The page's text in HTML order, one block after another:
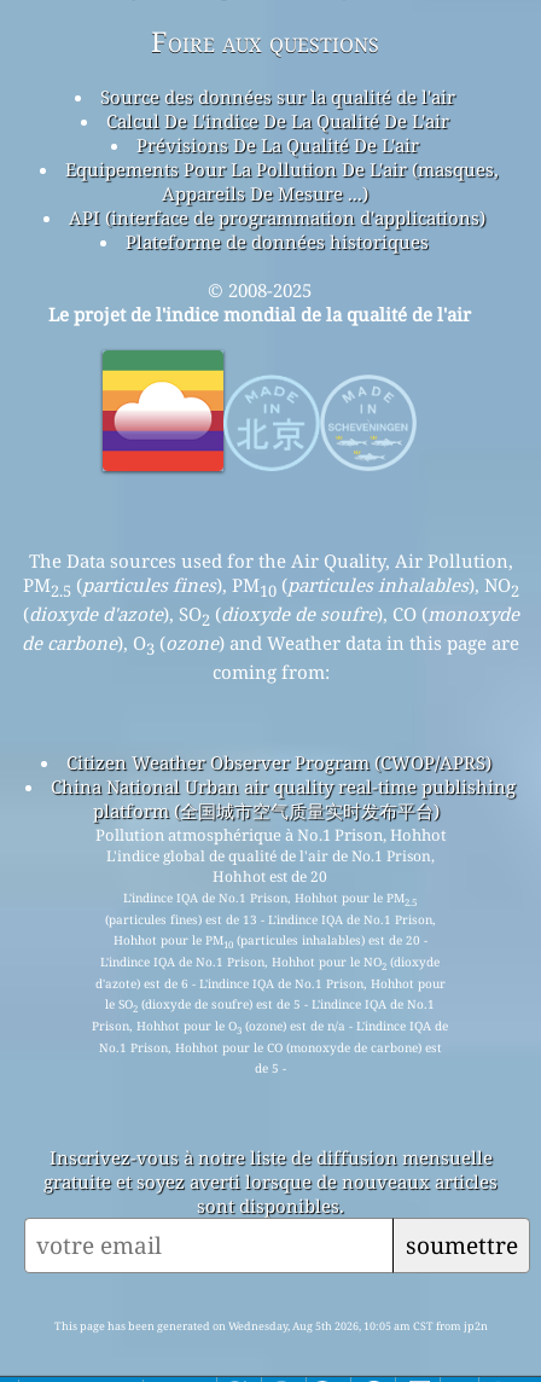
Foire aux questions
Source des données sur la qualité de l'air
Calcul De L'indice De La Qualité De L'air
Prévisions De La Qualité De L'air
Equipements Pour La Pollution De L'air (masques,
Appareils De Mesure ...)
API (interface de programmation d'applications)
Plateforme de données historiques
© 2008-2025
Le projet de l'indice mondial de la qualité de l'air
The Data sources used for the Air Quality, Air Pollution,
PM2.5 (particules fines), PM10(particules inhalables), NO2
(dioxyde d'azote), SO2 (dioxyde de soufre), CO (monoxyde
de carbone), O3 (ozone) and Weather data in this page are
coming from:
Citizen Weather Observer Program (CWOP/APRS)
China National Urban air quality real-time publishing
platform (全国城市空气质量实时发布平台)
Pollution atmosphérique à No.1 Prison, Hohhot
L'indice global de qualité de l'air de No.1 Prison,
Hohhot est de 20
L'indince IQA de No.1 Prison, Hohhot pour le PM2.5
(particules fines) est de 13 - L'indince IQA de No.1 Prison,
Hohhot pour le PM10(particules inhalables) est de 20 -
L'indince IQA de No.1 Prison, Hohhot pour le NO2 (dioxyde
d'azote) est de 6 - L'indince IQA de No.1 Prison, Hohhot pour
le SO2 (dioxyde de soufre) est de 5 - L'indince IQA de No.1
Prison, Hohhot pour le O3 (ozone) est de n/a - L'indince IQA de
No.1 Prison, Hohhot pour le CO (monoxyde de carbone) est
de 5 -
Inscrivez-vous à notre liste de diffusion mensuelle
gratuite et soyez averti lorsque de nouveaux articles
sont disponibles.
soumettre
This page has been generated on Wednesday, Aug 5th 2026, 10:05 am CST from jp2n